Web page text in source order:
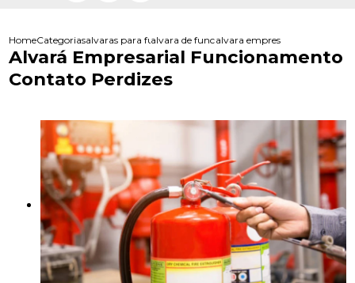
HomeCategoriasalvaras para funcionamentoalvara de funcionamento consultoria
alvara empresarial
Alvará Empresarial Funcionamento
Contato Perdizes